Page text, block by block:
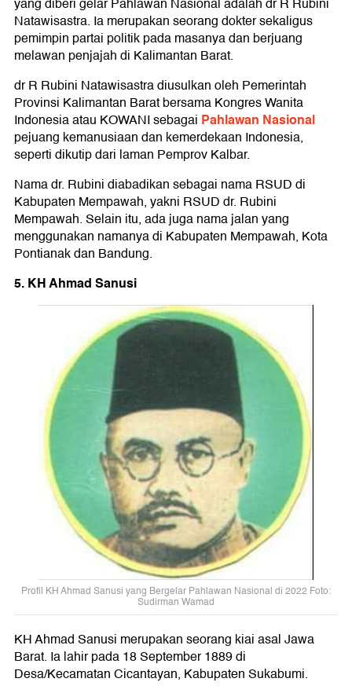
yang diberi gelar Pahlawan Nasional adalah dr R Rubini
Natawisastra. Ia merupakan seorang dokter sekaligus
pemimpin partai politik pada masanya dan berjuang
melawan penjajah di Kalimantan Barat.
dr R Rubini Natawisastra diusulkan oleh Pemerintah
Provinsi Kalimantan Barat bersama Kongres Wanita
Indonesia atau KOWANI sebagai Pahlawan Nasional
pejuang kemanusiaan dan kemerdekaan Indonesia,
seperti dikutip dari laman Pemprov Kalbar.
Nama dr. Rubini diabadikan sebagai nama RSUD di
Kabupaten Mempawah, yakni RSUD dr. Rubini
Mempawah. Selain itu, ada juga nama jalan yang
menggunakan namanya di Kabupaten Mempawah, Kota
Pontianak dan Bandung.
5. KH Ahmad Sanusi
Profil KH Ahmad Sanusi yang Bergelar Pahlawan Nasional di 2022 Foto:
Sudirman Wamad
KH Ahmad Sanusi merupakan seorang kiai asal Jawa
Barat. Ia lahir pada 18 September 1889 di
Desa/Kecamatan Cicantayan, Kabupaten Sukabumi.